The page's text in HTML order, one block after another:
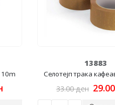
10m
Current
13883
Селотејп трака
33.00ден 29.00